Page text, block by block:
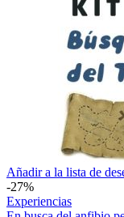
En
busca
del
Añadir a la lista de
-27%
Experiencias